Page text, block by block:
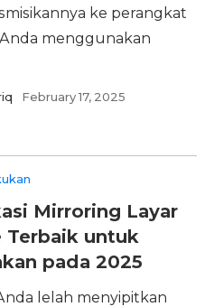
ke perangkat
menggunakan
February 17, 2025
Mirroring Layar
Terbaik untuk
pada 2025
lelah menyipitkan